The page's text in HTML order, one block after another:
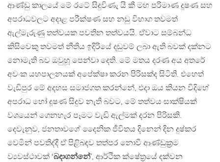
ආණ්ඩු කාලයේ මේ රටේ සිදුවිණැ යි කී මහ පරිමාණ දූෂණ සහ
අපරාධවලට අදාළ පරීක්ෂණ සහ නඩු විභාග තවමත්
ඇල්මැරුණු තත්වයක පවතින තත්වයයි. ඒවාට සම්බන්ධ
කිසිවෙකු තවමත් නීතිය ඉදිරියේ දඬුවම් ලබා ඇති බවක් දක්නට
නොමැති බව ඔවුහූ පෙන්වා දෙති. මේ මතය දරණ අය අතරේ
අවංක යහපාලනයක් අපේක්ෂා කරන පිරිසක්ද සිටිති. එහෙත්
වැඩිපුර මේ අදහස සමාජගත කරන්නේ, එදා ඔය කියන විදිහේ
අපරාධ හෝ දූෂණ සිදුව නැති බවට, මේ තත්වය සාක්ෂියක්
වශයෙන් ගෙනහැර පෑමට වැඩි ඇල්මක් දරන පිරිසකි.
දෙවැනුව, ජනතාවගේ දෛනික ජීවිතය දිනෙන් දින දුෂ්කර
වෙමින් පවතිද්දී ඒ පිළිබඳව තත්පර නොවී ආණ්ඩුක‍්‍රම
ව්‍යවස්ථාවක් ‘බදාගන්නේ’, ආර්ථික ක්ෂේත‍්‍රයේ දක්වන